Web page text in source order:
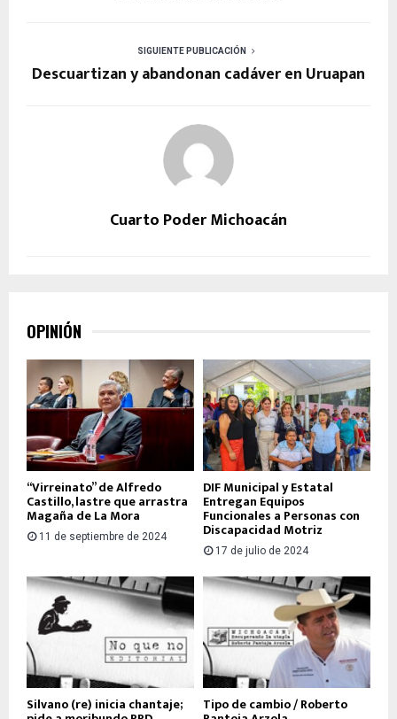
SIGUIENTE PUBLICACIÓN
Descuartizan y abandonan cadáver en Uruapan
Cuarto Poder Michoacán
OPINIÓN
“Virreinato” de Alfredo
Castillo, lastre que arrastra
Magaña de La Mora
11 de septiembre de 2024
DIF Municipal y Estatal
Entregan Equipos
Funcionales a Personas con
Discapacidad Motriz
17 de julio de 2024
Silvano (re) inicia chantaje; Tipo de cambio / Roberto